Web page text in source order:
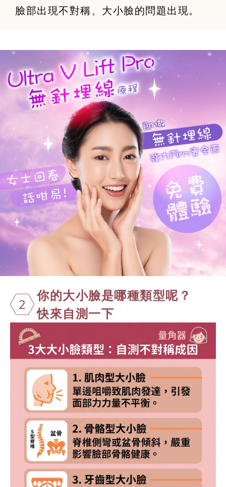
臉部出現不對稱、大小臉的問題出現。
2
你的大小臉是哪種類型呢？
快來自測一下